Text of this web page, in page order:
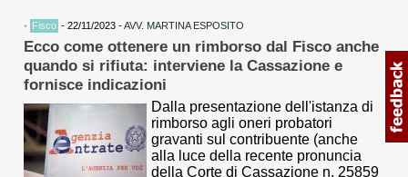
• Fisco - 22/11/2023 -AVV. MARTINA ESPOSITO
Ecco come ottenere un rimborso dal Fisco anche
quando si rifiuta: interviene la Cassazione e
fornisce indicazioni
Dalla presentazione dell'istanza di
rimborso agli oneri probatori
gravanti sul contribuente (anche
alla luce della recente pronuncia
della Corte di Cassazione n. 25859